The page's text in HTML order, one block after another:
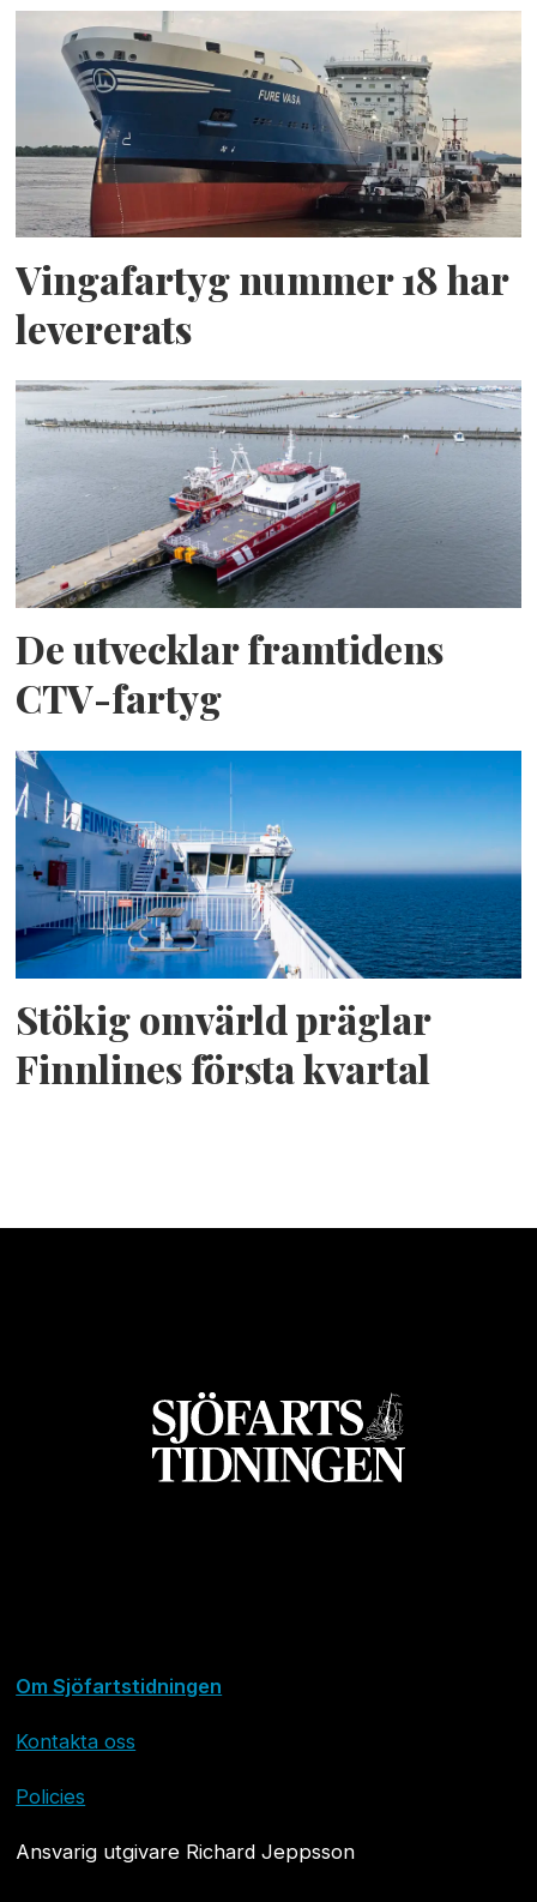
Vingafartyg nummer 18 har
levererats
De utvecklar framtidens
CTV-fartyg
Stökig omvärld präglar
Finnlines första kvartal
Om Sjöfartstidningen
Kontakta oss
Policies
Ansvarig utgivare Richard Jeppsson